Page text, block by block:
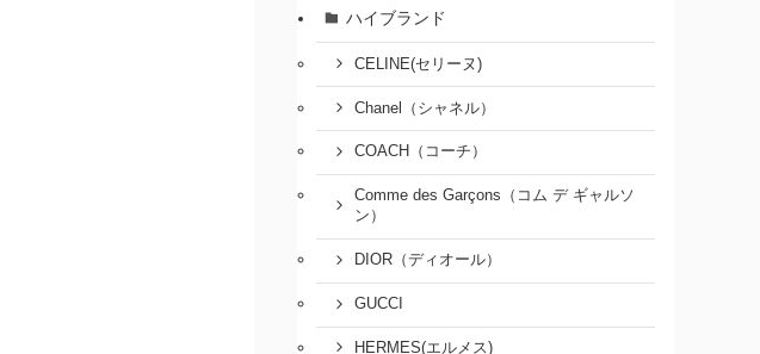
ハイブランド
CELINE(セリーヌ)
Chanel（シャネル）
COACH（コーチ）
Comme des Garçons（コム デ ギャルソ
ン）
DIOR（ディオール）
GUCCI
HERMES(エルメス)